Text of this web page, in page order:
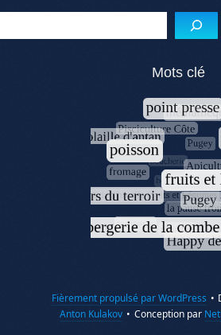
Mots clé
Fièrement propulsé par WordPress •
Anton Kulakov • Conception par